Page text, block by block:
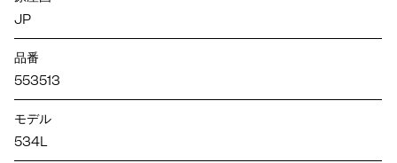
JP
品番
553513
モデル
534L